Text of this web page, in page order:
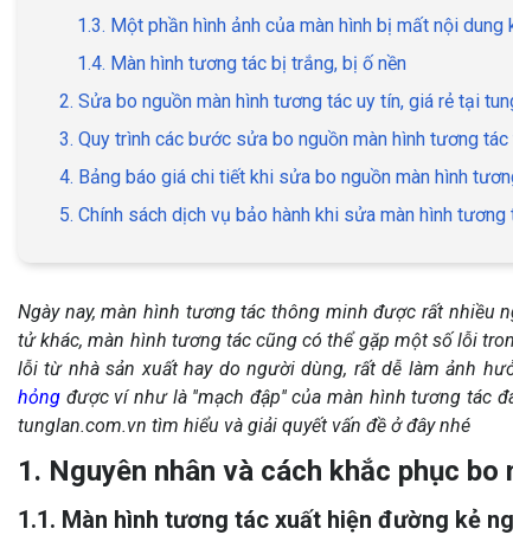
1.3. Một phần hình ảnh của màn hình bị mất nội dung
1.4. Màn hình tương tác bị trắng, bị ố nền
2. Sửa bo nguồn màn hình tương tác uy tín, giá rẻ tại
3. Quy trình các bước sửa bo nguồn màn hình tương
4. Bảng báo giá chi tiết khi sửa bo nguồn màn hình
5. Chính sách dịch vụ bảo hành khi sửa màn hình tương
Ngày nay, màn hình tương tác thông minh được rất nhiều
tử khác, màn hình tương tác cũng có thể gặp một số lỗi
lỗi từ nhà sản xuất hay do người dùng, rất dễ làm ảnh
hỏng được ví như là ''mạch đập'' của màn hình tương tác
tunglan.com.vn tìm hiểu và giải quyết vấn đề ở đây nhé
1. Nguyên nhân và cách khắc phục
1.1. Màn hình tương tác xuất hiện đường kẻ